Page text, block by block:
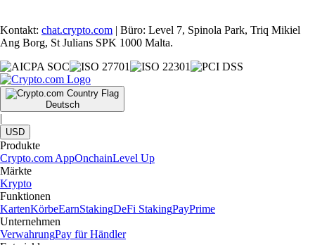
Kontakt: chat.crypto.com | Büro: Level 7, Spinola Park, Triq Mikiel
Ang Borg, St Julians SPK 1000 Malta.
Deutsch
|
USD
Produkte
Crypto.com AppOnchainLevel Up
Märkte
Krypto
Funktionen
KartenKörbeEarnStakingDeFi StakingPayPrime
Unternehmen
VerwahrungPay für Händler